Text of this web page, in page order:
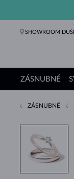
SHOWROOM
ZÁSNUBNÉ
ZÁSNUBNÉ